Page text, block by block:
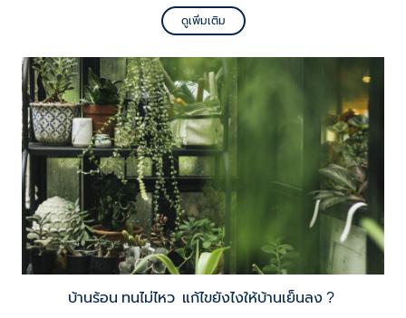
ดูเพิ่มเติม
บ้านร้อน ทนไม่ไหว แก้ไขยังไงให้บ้านเย็นลง ?